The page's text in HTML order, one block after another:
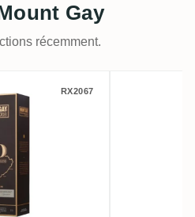
Gay
récemment.
Cask Blend
RX2067